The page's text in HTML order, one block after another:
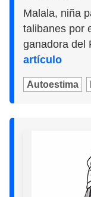
Malala, niña
talibanes por
ganadora del
artículo
Autoestima